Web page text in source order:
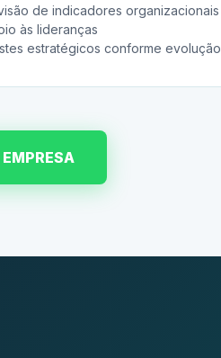
de indicadores organizacionais
às lideranças
estratégicos conforme evolução